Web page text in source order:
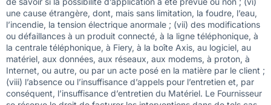
une cause étrangère, dont, mais sans limitation, la foudre, l’eau,
l’incendie, la tension électrique anormale ; (vii) des modifications
ou défaillances à un produit connecté, à la ligne téléphonique, à
la centrale téléphonique, à Fiery, à la boîte Axis, au logiciel, au
matériel, aux données, aux réseaux, aux modems, à proton, à
Internet, ou autre, ou par un acte posé en la matière par le client ;
(viii) l’absence ou l’insuffisance d’appels pour l’entretien et, par
conséquent, l’insuffisance d’entretien du Matériel. Le Fournisseur